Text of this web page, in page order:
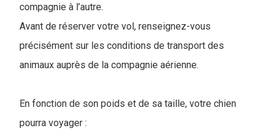
compagnie à l’autre.
Avant de réserver votre vol, renseignez-vous
précisément sur les conditions de transport des
animaux auprès de la compagnie aérienne.
En fonction de son poids et de sa taille, votre chien
pourra voyager :